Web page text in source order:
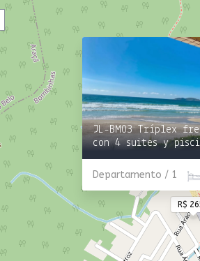
R$
JL-BM03 Tríplex
con 4 suites y
Departamento / 1